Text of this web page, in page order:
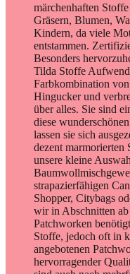
märchenhaften
Gräsern, Blumen,
Kindern, da viele
entstammen.
Besonders
Tilda Stoffe
Farbkombination
Hingucker und
über alles. Sie sind
diese
lassen sie sich
dezent marmorierten
unsere kleine
strapazierfähigen
Shopper, Citybags
wir in Abschnitten
Patchworken
Stoffe, jedoch oft in
angebotenen
hervorragender